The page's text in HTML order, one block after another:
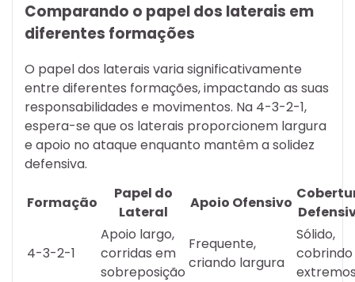
Comparando o papel dos laterais em
diferentes formações
O papel dos laterais varia significativamente
entre diferentes formações, impactando as suas
responsabilidades e movimentos. Na 4-3-2-1,
espera-se que os laterais proporcionem largura
e apoio no ataque enquanto mantêm a solidez
defensiva.
Formação
Papel do
Lateral
Apoio Ofensivo
4-3-2-1
Apoio largo,
corridas em
sobreposição
Frequente,
criando largura
Sólido,
cobrindo